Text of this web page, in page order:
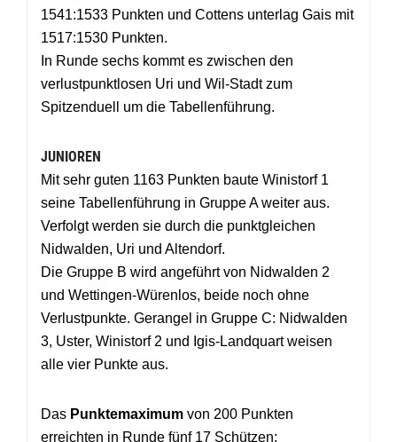
1541:1533 Punkten und Cottens unterlag Gais mit
1517:1530 Punkten.
In Runde sechs kommt es zwischen den
verlustpunktlosen Uri und Wil-Stadt zum
Spitzenduell um die Tabellenführung.
JUNIOREN
Mit sehr guten 1163 Punkten baute Winistorf 1
seine Tabellenführung in Gruppe A weiter aus.
Verfolgt werden sie durch die punktgleichen
Nidwalden, Uri und Altendorf.
Die Gruppe B wird angeführt von Nidwalden 2
und Wettingen-Würenlos, beide noch ohne
Verlustpunkte. Gerangel in Gruppe C: Nidwalden
3, Uster, Winistorf 2 und Igis-Landquart weisen
alle vier Punkte aus.
Das Punktemaximum von 200 Punkten
erreichten in Runde fünf 17 Schützen: